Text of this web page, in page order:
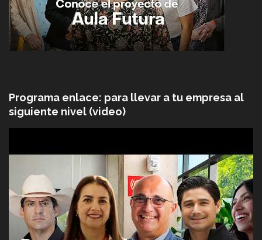
Programa enlace: para llevar a tu empresa al
siguiente nivel (video)